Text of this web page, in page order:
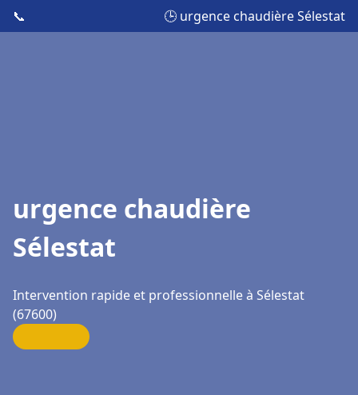
📞 🕒 urgence chaudière Sélestat
urgence chaudière
Sélestat
Intervention rapide et professionnelle à Sélestat
(67600)